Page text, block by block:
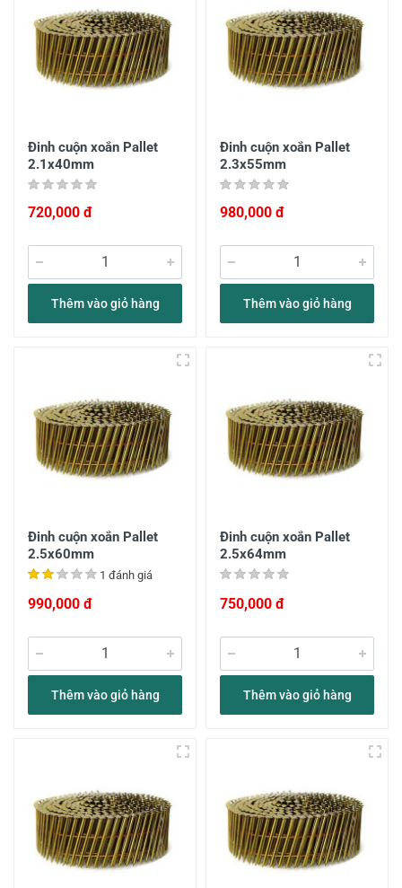
Đinh cuộn xoắn Pallet
2.1x40mm
720,000 đ
Thêm vào giỏ hàng
Đinh cuộn xoắn Pallet
2.3x55mm
980,000 đ
Thêm vào giỏ hàng
Đinh cuộn xoắn Pallet
2.5x60mm
1 đánh giá
990,000 đ
Thêm vào giỏ hàng
Đinh cuộn xoắn Pallet
2.5x64mm
750,000 đ
Thêm vào giỏ hàng